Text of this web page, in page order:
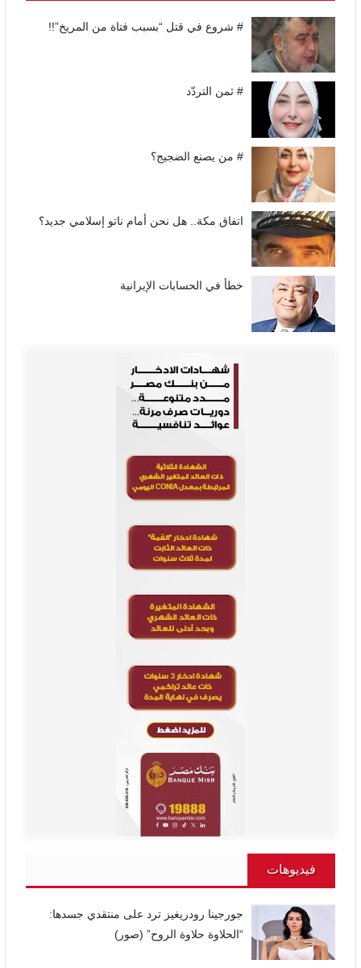
# شروع في قتل “بسبب فتاة من المريخ”!!
# ثمن التردّد
# من يصنع الضجيج؟
اتفاق مكة.. هل نحن أمام ناتو إسلامي جديد؟
خطأ في الحسابات الإيرانية
فيديوهات
جورجينا رودريغيز ترد على منتقدي جسدها:
“الحلاوة حلاوة الروح” (صور)